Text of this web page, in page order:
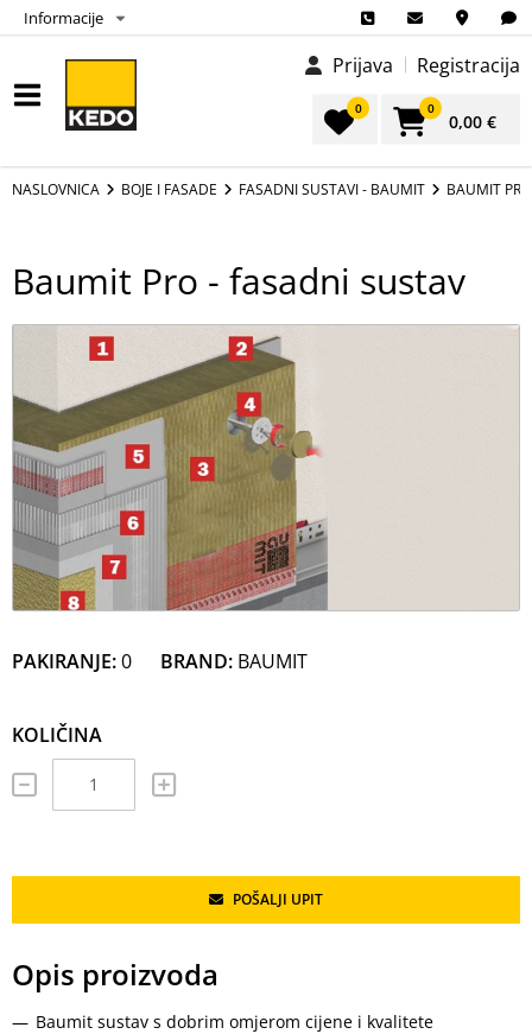
Informacije
Prijava Registracija
0 0
0,00 €
NASLOVNICA BOJE I FASADE FASADNI SUSTAVI - BAUMIT BAUMIT
Baumit Pro - fasadni sustav
PAKIRANJE:0 BRAND: BAUMIT
KOLIČINA
POŠALJI UPIT
Opis proizvoda
Baumit sustav s dobrim omjerom cijene i kvalitete